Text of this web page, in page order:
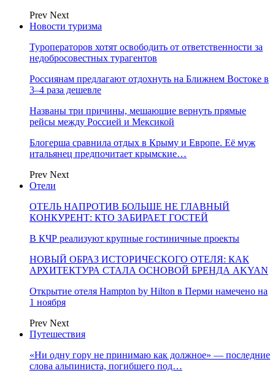
Prev Next
Новости туризма
Туроператоров хотят освободить от ответственности за
недобросовестных турагентов
Россиянам предлагают отдохнуть на Ближнем Востоке в
3–4 раза дешевле
Названы три причины, мешающие вернуть прямые
рейсы между Россией и Мексикой
Блогерша сравнила отдых в Крыму и Европе. Её муж
итальянец предпочитает крымские…
Prev Next
Отели
ОТЕЛЬ НАПРОТИВ БОЛЬШЕ НЕ ГЛАВНЫЙ
КОНКУРЕНТ: КТО ЗАБИРАЕТ ГОСТЕЙ
В КЧР реализуют крупные гостиничные проекты
НОВЫЙ ОБРАЗ ИСТОРИЧЕСКОГО ОТЕЛЯ: КАК
АРХИТЕКТУРА СТАЛА ОСНОВОЙ БРЕНДА AKYAN
Открытие отеля Hampton by Hilton в Перми намечено на
1 ноября
Prev Next
Путешествия
«Ни одну гору не принимаю как должное» — последние
слова альпиниста, погибшего под…